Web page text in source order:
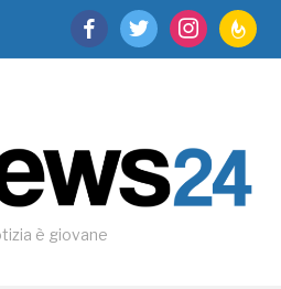
facebooktwitter instagram
è giovane